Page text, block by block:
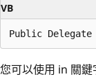
VB
您可以使用 in 關